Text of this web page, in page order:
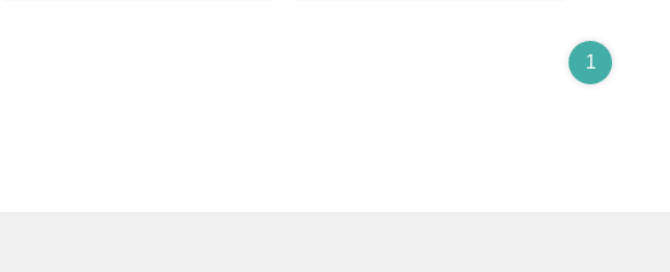
1